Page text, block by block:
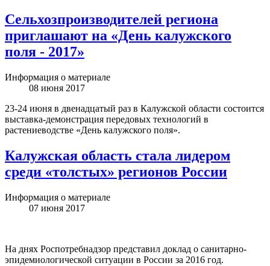
Сельхозпроизводителей региона
приглашают на «День калужского
поля - 2017»
Информация о материале
08 июня 2017
23-24 июня в двенадцатый раз в Калужской области состоится
выставка-демонстрация передовых технологий в
растениеводстве «День калужского поля».
Калужская область стала лидером
среди «толстых» регионов России
Информация о материале
07 июня 2017
На днях Роспотребнадзор представил доклад о санитарно-
эпидемиологической ситуации в России за 2016 год.